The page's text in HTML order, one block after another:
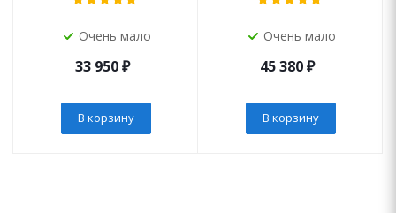
Очень мало
33 950₽
В корзину
Очень мало
45 380₽
В корзину